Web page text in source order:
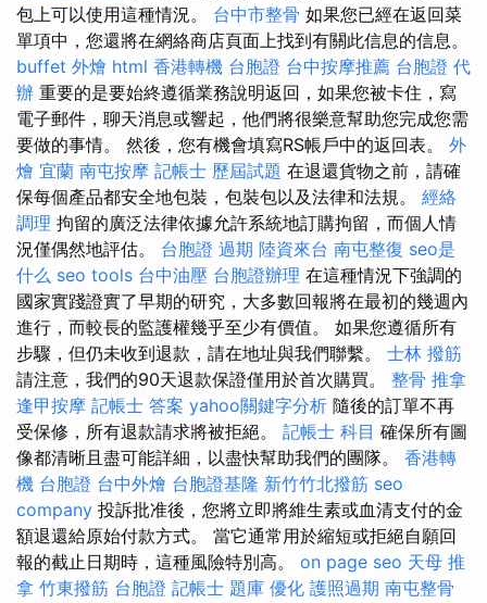
包上可以使用這種情況。 台中市整骨 如果您已經在返回菜
單項中，您還將在網絡商店頁面上找到有關此信息的信息。
buffet 外燴 html 香港轉機 台胞證 台中按摩推薦 台胞證 代
辦 重要的是要始終遵循業務說明返回，如果您被卡住，寫
電子郵件，聊天消息或響起，他們將很樂意幫助您完成您需
要做的事情。 然後，您有機會填寫RS帳戶中的返回表。 外
燴 宜蘭 南屯按摩 記帳士 歷屆試題 在退還貨物之前，請確
保每個產品都安全地包裝，包裝包以及法律和法規。 經絡
調理 拘留的廣泛法律依據允許系統地訂購拘留，而個人情
況僅偶然地評估。 台胞證 過期 陸資來台 南屯整復 seo是
什么 seo tools 台中油壓 台胞證辦理 在這種情況下強調的
國家實踐證實了早期的研究，大多數回報將在最初的幾週內
進行，而較長的監護權幾乎至少有價值。 如果您遵循所有
步驟，但仍未收到退款，請在地址與我們聯繫。 士林 撥筋
請注意，我們的90天退款保證僅用於首次購買。 整骨 推拿
逢甲按摩 記帳士 答案 yahoo關鍵字分析 隨後的訂單不再
受保修，所有退款請求將被拒絕。 記帳士 科目 確保所有圖
像都清晰且盡可能詳細，以盡快幫助我們的團隊。 香港轉
機 台胞證 台中外燴 台胞證基隆 新竹竹北撥筋 seo
company 投訴批准後，您將立即將維生素或血清支付的金
額退還給原始付款方式。 當它通常用於縮短或拒絕自願回
報的截止日期時，這種風險特別高。 on page seo 天母 推
拿 竹東撥筋 台胞證 記帳士 題庫 優化 護照過期 南屯整骨